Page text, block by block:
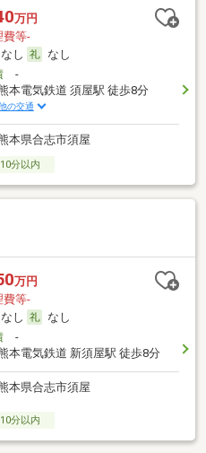
万円
費等-
なし
なし
-
本電気鉄道 須屋駅 徒歩8分
の交通
本県合志市須屋
分以内
万円
費等-
なし
なし
-
本電気鉄道 新須屋駅 徒歩8分
本県合志市須屋
分以内